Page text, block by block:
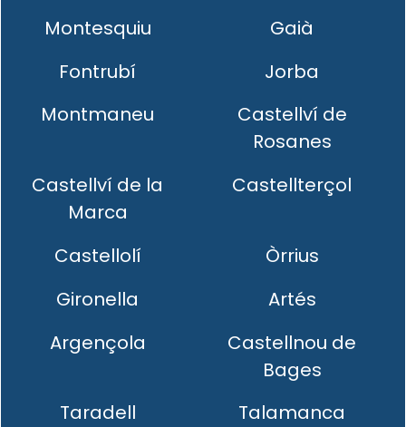
Montesquiu
Gaià
Fontrubí
Jorba
Montmaneu
Castellví de
Rosanes
Castellví de la
Marca
Castellterçol
Castellolí
Òrrius
Gironella
Artés
Argençola
Castellnou de
Bages
Taradell
Talamanca